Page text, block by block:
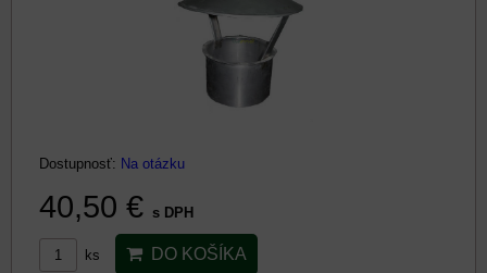
Dostupnosť: Na otázku
40,50 € s DPH
ks DO KOŠÍKA